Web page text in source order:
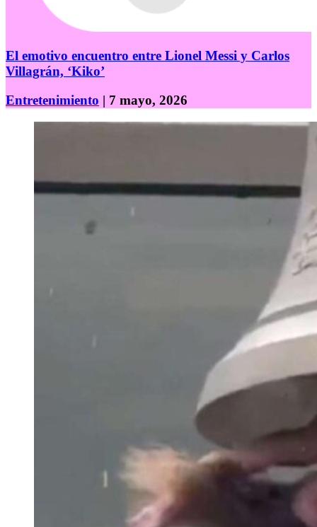
El emotivo encuentro entre Lionel Messi y Carlos
Villagrán, ‘Kiko’
Entretenimiento | 7 mayo, 2026